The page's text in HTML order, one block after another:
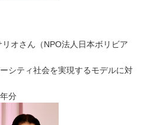
オさん（NPO法人日本ボリビア
シティ社会を実現するモデルに対
分